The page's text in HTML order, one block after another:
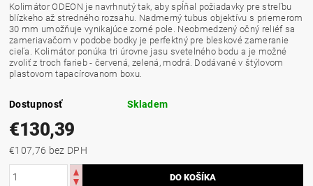
Kolimátor ODEON je navrhnutý tak, aby spĺňal požiadavky pre streľbu
blízkeho až stredného rozsahu. Nadmerný tubus objektívu s priemerom
30 mm umožňuje vynikajúce zorné pole. Neobmedzený očný reliéf sa
zameriavačom v podobe bodky je perfektný pre bleskové zameranie
cieľa. Kolimátor ponúka tri úrovne jasu svetelného bodu a je možné
zvoliť z troch farieb - červená, zelená, modrá. Dodávané v štýlovom
plastovom tapacírovanom boxu.
Dostupnosť Skladem
€130,39
€107,76 bez DPH